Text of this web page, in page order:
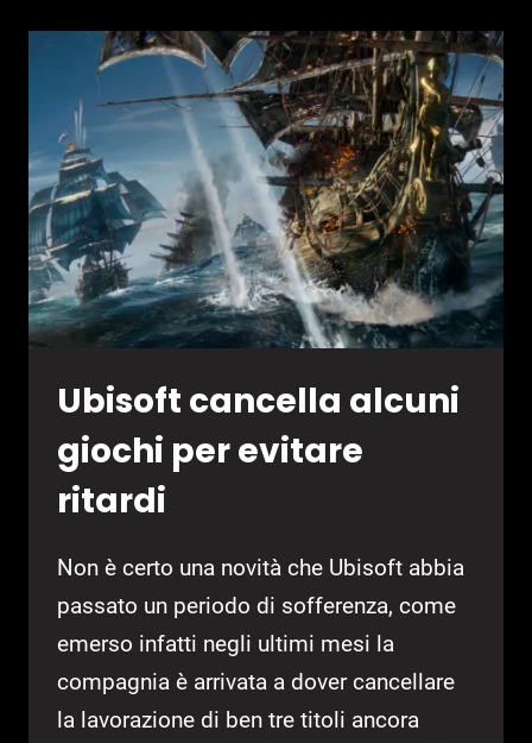
SERIES
GAMEPLAY
TRAILER
Ubisoft cancella alcuni
giochi per evitare
ritardi
Non è certo una novità che Ubisoft abbia
passato un periodo di sofferenza, come
emerso infatti negli ultimi mesi la
compagnia è arrivata a dover cancellare
la lavorazione di ben tre titoli ancora